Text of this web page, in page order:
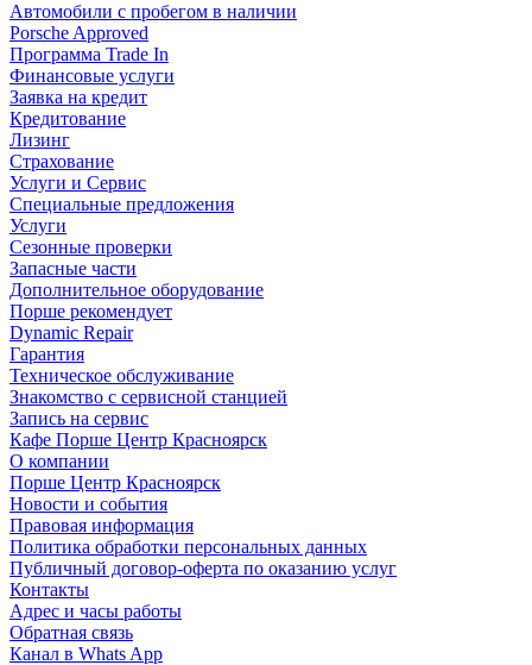
Автомобили с пробегом в наличии
Porsche Approved
Программа Trade In
Финансовые услуги
Заявка на кредит
Кредитование
Лизинг
Страхование
Услуги и Сервис
Специальные предложения
Услуги
Сезонные проверки
Запасные части
Дополнительное оборудование
Порше рекомендует
Dynamic Repair
Гарантия
Техническое обслуживание
Знакомство с сервисной станцией
Запись на сервис
Кафе Порше Центр Красноярск
О компании
Порше Центр Красноярск
Новости и события
Правовая информация
Политика обработки персональных данных
Публичный договор-оферта по оказанию услуг
Контакты
Адрес и часы работы
Обратная связь
Канал в Whats App